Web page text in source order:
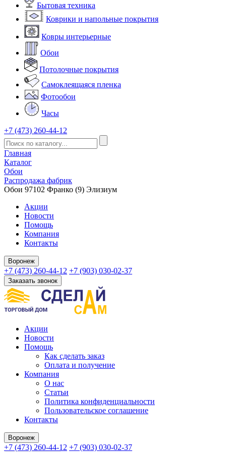
Бытовая техника
Коврики и напольные покрытия
Ковры интерьерные
Обои
Потолочные покрытия
Самоклеящаяся пленка
Фотообои
Часы
+7 (473) 260-44-12
Главная
Каталог
Обои
Распродажа фабрик
Обои 97102 Франко (9) Элизиум
Акции
Новости
Помощь
Компания
Контакты
Воронеж
+7 (473) 260-44-12 +7 (903) 030-02-37
Заказать звонок
Акции
Новости
Помощь
Как сделать заказ
Оплата и получение
Компания
О нас
Статьи
Политика конфиденциальности
Пользовательское соглашение
Контакты
Воронеж
+7 (473) 260-44-12 +7 (903) 030-02-37